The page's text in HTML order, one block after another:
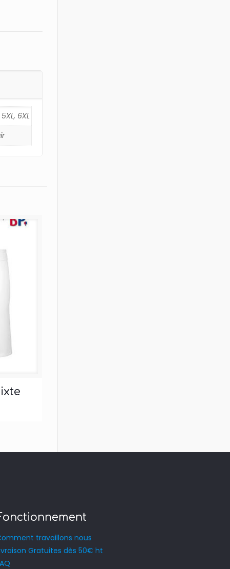
6XL
travaillons nous
Gratuites dès 50€ ht